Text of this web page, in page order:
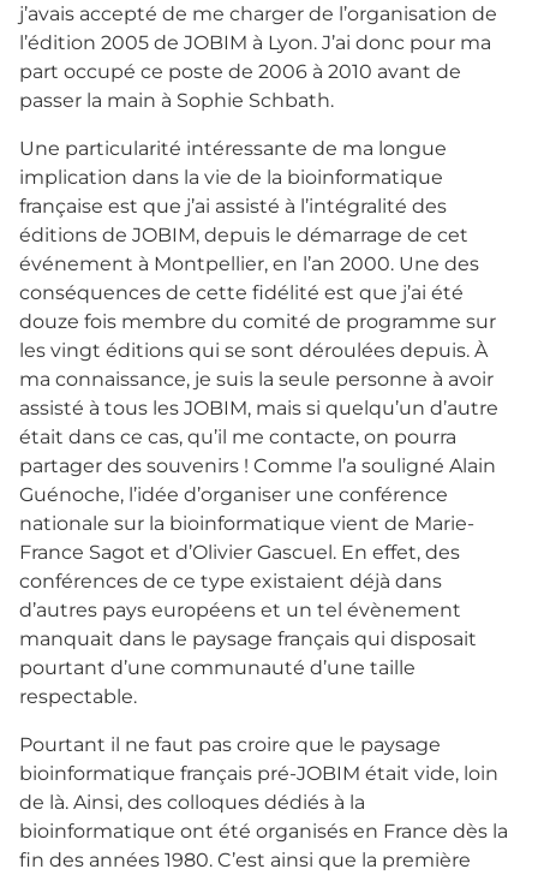
j’avais accepté de me charger de l’organisation de
l’édition 2005 de JOBIM à Lyon. J’ai donc pour ma
part occupé ce poste de 2006 à 2010 avant de
passer la main à Sophie Schbath.
Une particularité intéressante de ma longue
implication dans la vie de la bioinformatique
française est que j’ai assisté à l’intégralité des
éditions de JOBIM, depuis le démarrage de cet
événement à Montpellier, en l’an 2000. Une des
conséquences de cette fidélité est que j’ai été
douze fois membre du comité de programme sur
les vingt éditions qui se sont déroulées depuis. À
ma connaissance, je suis la seule personne à avoir
assisté à tous les JOBIM, mais si quelqu’un d’autre
était dans ce cas, qu’il me contacte, on pourra
partager des souvenirs ! Comme l’a souligné Alain
Guénoche, l’idée d’organiser une conférence
nationale sur la bioinformatique vient de Marie-
France Sagot et d’Olivier Gascuel. En effet, des
conférences de ce type existaient déjà dans
d’autres pays européens et un tel évènement
manquait dans le paysage français qui disposait
pourtant d’une communauté d’une taille
respectable.
Pourtant il ne faut pas croire que le paysage
bioinformatique français pré-JOBIM était vide, loin
de là. Ainsi, des colloques dédiés à la
bioinformatique ont été organisés en France dès la
fin des années 1980. C’est ainsi que la première